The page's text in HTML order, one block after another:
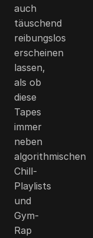
auch
täuschend
reibungslos
erscheinen
lassen,
als ob
diese
Tapes
immer
neben
algorithmischen
Chill-
Playlists
und
Gym-
Rap